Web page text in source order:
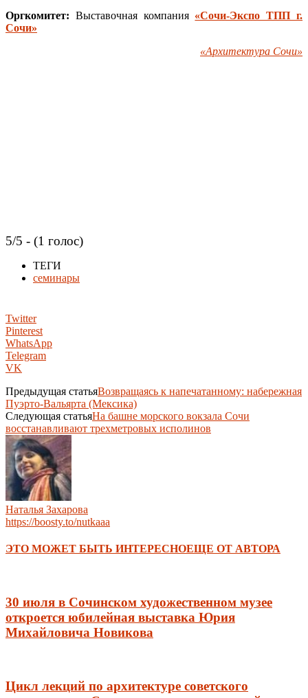
Оргкомитет: Выставочная компания «Сочи-Экспо ТПП г.
Сочи»
«Архитектура Сочи»
5/5 - (1 голос)
ТЕГИ
семинары
Twitter
Pinterest
WhatsApp
Telegram
VK
Предыдущая статьяВозвращаясь к напечатанному: набережная
Пуэрто-Вальярта (Мексика)
Следующая статьяНа башне морского вокзала Сочи
восстанавливают трехметровых исполинов
Наталья Захарова
https://boosty.to/nutkaaa
ЭТО МОЖЕТ БЫТЬ ИНТЕРЕСНОЕЩЕ ОТ АВТОРА
30 июля в Сочинском художественном музее
откроется юбилейная выставка Юрия
Михайловича Новикова
Цикл лекций по архитектуре советского